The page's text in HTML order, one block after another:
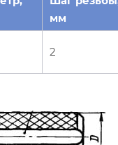
мм
2